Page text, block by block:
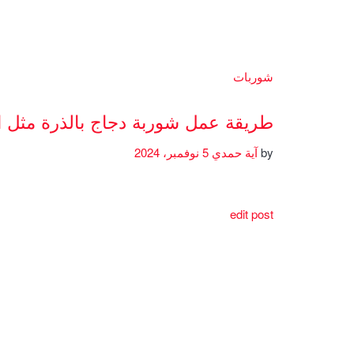
شوربات
طريقة عمل شوربة دجاج بالذرة مثل
byآية حمدي
edit post